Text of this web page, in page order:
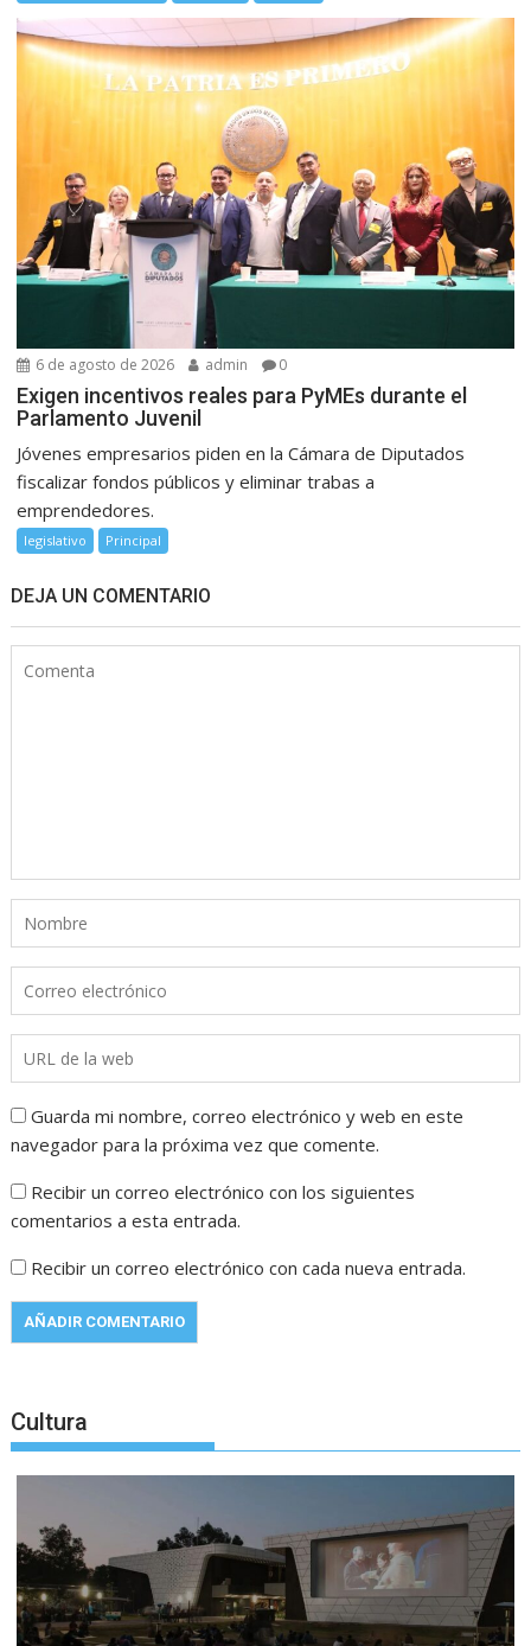
6 de agosto de 2026 admin 0
Exigen incentivos reales para PyMEs durante el
Parlamento Juvenil
Jóvenes empresarios piden en la Cámara de Diputados
fiscalizar fondos públicos y eliminar trabas a
emprendedores.
legislativo Principal
DEJA UN COMENTARIO
Guarda mi nombre, correo electrónico y web en este
navegador para la próxima vez que comente.
Recibir un correo electrónico con los siguientes
comentarios a esta entrada.
Recibir un correo electrónico con cada nueva entrada.
Cultura